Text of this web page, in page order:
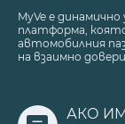
MyVe е
платформа,
автомобилния
на взаимно
АКО